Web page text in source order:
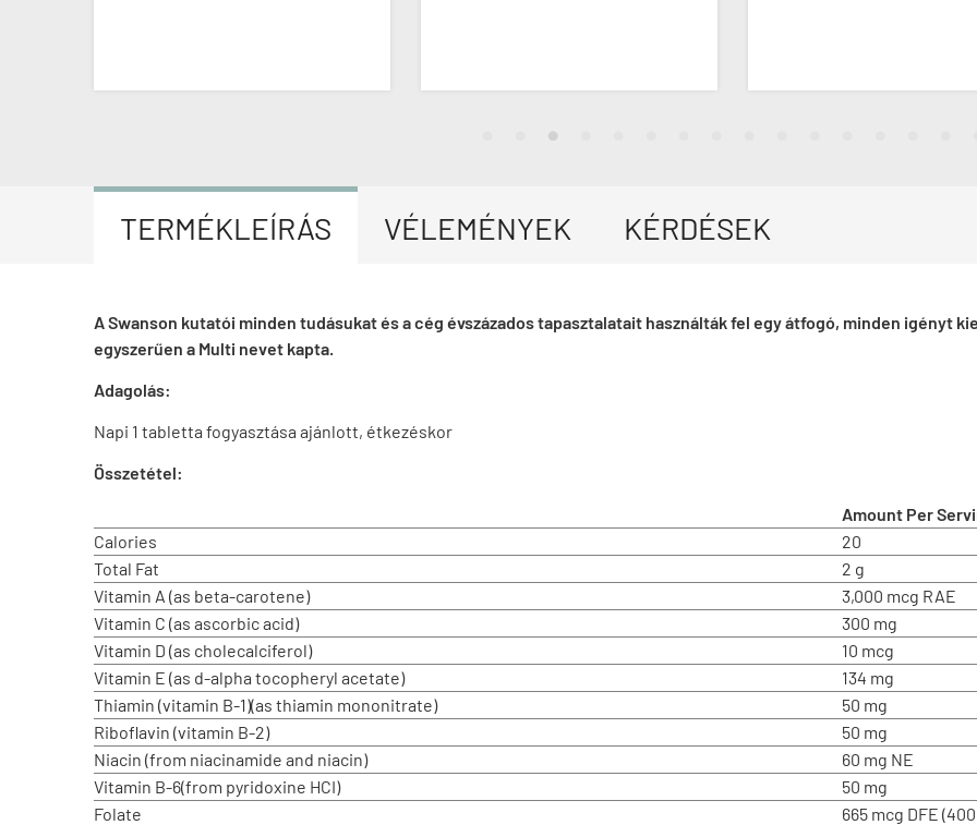
TERMÉKLEÍRÁS VÉLEMÉNYEK KÉRDÉSEK
A Swanson kutatói minden tudásukat és a cég évszázados tapasztalatait használták fel egy átfogó, minden igényt
egyszerűen a Multi nevet kapta.
Adagolás:
Napi 1 tabletta fogyasztása ajánlott, étkezéskor
Összetétel:
Amount Per
Calories
20
Total Fat
2 g
Vitamin A (as beta-carotene)
3,000 mcg RAE
Vitamin C (as ascorbic acid)
300 mg
Vitamin D (as cholecalciferol)
10 mcg
Vitamin E (as d-alpha tocopheryl acetate)
134 mg
Thiamin (vitamin B-1)(as thiamin mononitrate)
50 mg
Riboflavin (vitamin B-2)
50 mg
Niacin (from niacinamide and niacin)
60 mg NE
Vitamin B-6(from pyridoxine HCI)
50 mg
Folate
665 mcg DFE